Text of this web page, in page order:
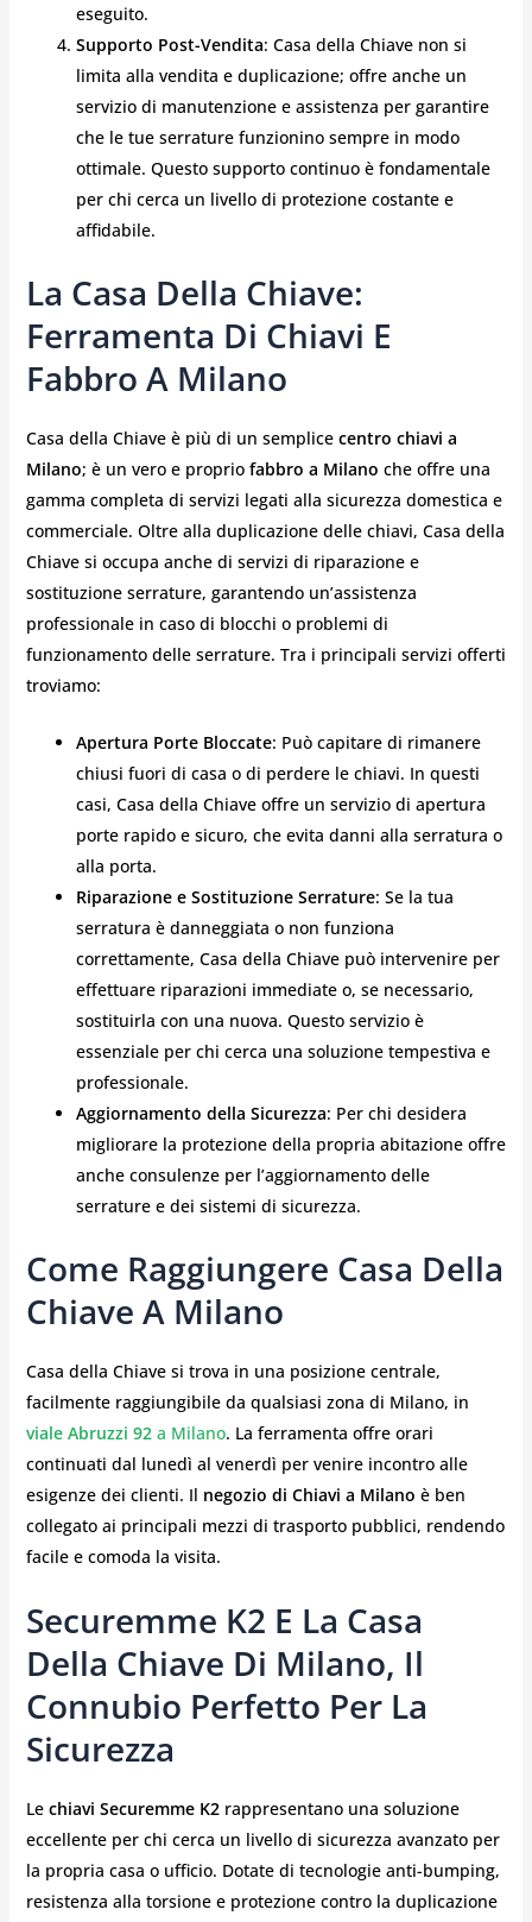
eseguito.
Supporto Post-Vendita: Casa della Chiave non si
limita alla vendita e duplicazione; offre anche un
servizio di manutenzione e assistenza per garantire
che le tue serrature funzionino sempre in modo
ottimale. Questo supporto continuo è fondamentale
per chi cerca un livello di protezione costante e
affidabile.
La Casa Della Chiave:
Ferramenta Di Chiavi E
Fabbro A Milano
Casa della Chiave è più di un semplice centro chiavi a
Milano; è un vero e proprio fabbro a Milano che offre una
gamma completa di servizi legati alla sicurezza domestica e
commerciale. Oltre alla duplicazione delle chiavi, Casa della
Chiave si occupa anche di servizi di riparazione e
sostituzione serrature, garantendo un’assistenza
professionale in caso di blocchi o problemi di
funzionamento delle serrature. Tra i principali servizi offerti
troviamo:
Apertura Porte Bloccate: Può capitare di rimanere
chiusi fuori di casa o di perdere le chiavi. In questi
casi, Casa della Chiave offre un servizio di apertura
porte rapido e sicuro, che evita danni alla serratura o
alla porta.
Riparazione e Sostituzione Serrature: Se la tua
serratura è danneggiata o non funziona
correttamente, Casa della Chiave può intervenire per
effettuare riparazioni immediate o, se necessario,
sostituirla con una nuova. Questo servizio è
essenziale per chi cerca una soluzione tempestiva e
professionale.
Aggiornamento della Sicurezza: Per chi desidera
migliorare la protezione della propria abitazione offre
anche consulenze per l’aggiornamento delle
serrature e dei sistemi di sicurezza.
Come Raggiungere Casa Della
Chiave A Milano
Casa della Chiave si trova in una posizione centrale,
facilmente raggiungibile da qualsiasi zona di Milano, in
viale Abruzzi 92 a Milano. La ferramenta offre orari
continuati dal lunedì al venerdì per venire incontro alle
esigenze dei clienti. Il negozio di Chiavi a Milano è ben
collegato ai principali mezzi di trasporto pubblici, rendendo
facile e comoda la visita.
Securemme K2 E La Casa
Della Chiave Di Milano, Il
Connubio Perfetto Per La
Sicurezza
Le chiavi Securemme K2rappresentano una soluzione
eccellente per chi cerca un livello di sicurezza avanzato per
la propria casa o ufficio. Dotate di tecnologie anti-bumping,
resistenza alla torsione e protezione contro la duplicazione